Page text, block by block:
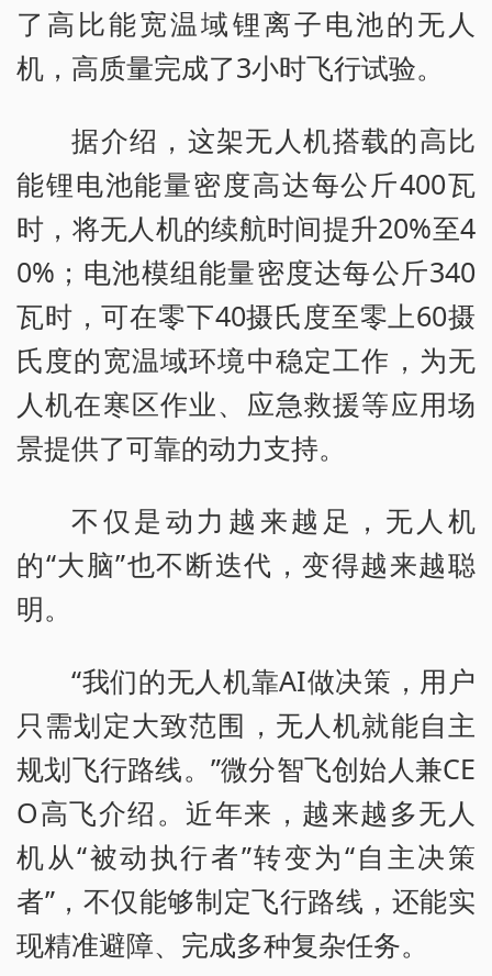
了高比能宽温域锂离子电池的无人
机，高质量完成了3小时飞行试验。
据介绍，这架无人机搭载的高比
能锂电池能量密度高达每公斤400瓦
时，将无人机的续航时间提升20%至4
0%；电池模组能量密度达每公斤340
瓦时，可在零下40摄氏度至零上60摄
氏度的宽温域环境中稳定工作，为无
人机在寒区作业、应急救援等应用场
景提供了可靠的动力支持。
不仅是动力越来越足，无人机
的“大脑”也不断迭代，变得越来越聪
明。
“我们的无人机靠AI做决策，用户
只需划定大致范围，无人机就能自主
规划飞行路线。”微分智飞创始人兼CE
O高飞介绍。近年来，越来越多无人
机从“被动执行者”转变为“自主决策
者”，不仅能够制定飞行路线，还能实
现精准避障、完成多种复杂任务。